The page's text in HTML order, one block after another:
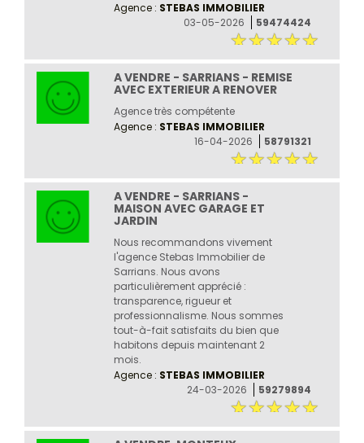
Agence : STEBAS IMMOBILIER
03-05-2026
59474424
A VENDRE - SARRIANS - REMISE
AVEC EXTERIEUR A RENOVER
Agence très compétente
Agence : STEBAS IMMOBILIER
16-04-2026
58791321
A VENDRE - SARRIANS -
MAISON AVEC GARAGE ET
JARDIN
Nous recommandons vivement
l'agence Stebas Immobilier de
Sarrians. Nous avons
particulièrement apprécié :
transparence, rigueur et
professionnalisme. Nous sommes
tout-à-fait satisfaits du bien que
habitons depuis maintenant 2
mois.
Agence : STEBAS IMMOBILIER
24-03-2026
59279894